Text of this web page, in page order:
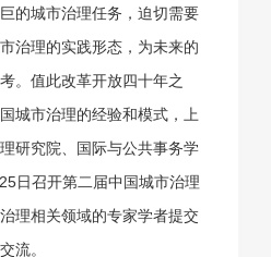
的城市治理任务，迫切需要
治理的实践形态，为未来的
。值此改革开放四十年之
城市治理的经验和模式，上
研究院、国际与公共事务学
日召开第二届中国城市治理
理相关领域的专家学者提交
流。